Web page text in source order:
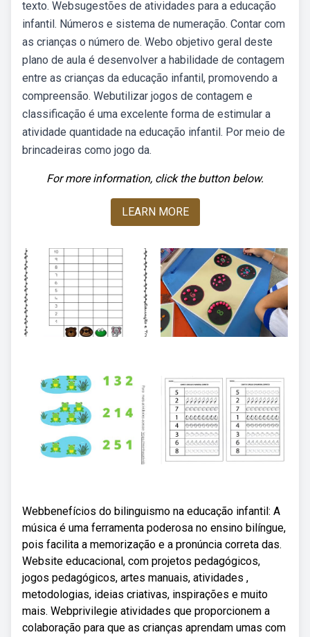
texto. Websugestões de atividades para a educação
infantil. Números e sistema de numeração. Contar com
as crianças o número de. Webo objetivo geral deste
plano de aula é desenvolver a habilidade de contagem
entre as crianças da educação infantil, promovendo a
compreensão. Webutilizar jogos de contagem e
classificação é uma excelente forma de estimular a
atividade quantidade na educação infantil. Por meio de
brincadeiras como jogo da.
For more information, click the button below.
LEARN MORE
Webbenefícios do bilinguismo na educação infantil: A
música é uma ferramenta poderosa no ensino bilíngue,
pois facilita a memorização e a pronúncia correta das.
Website educacional, com projetos pedagógicos,
jogos pedagógicos, artes manuais, atividades ,
metodologias, ideias criativas, inspirações e muito
mais. Webprivilegie atividades que proporcionem a
colaboração para que as crianças aprendam umas com